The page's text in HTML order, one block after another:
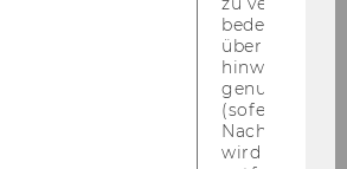
strategies a case study of the
Austrian Airlines workforce
bedeutet,
über
hinweg
genutzt
(sofern
Nach dieser
wird das